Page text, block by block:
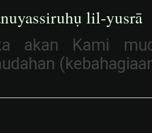
lil-yusrā
akan Kami